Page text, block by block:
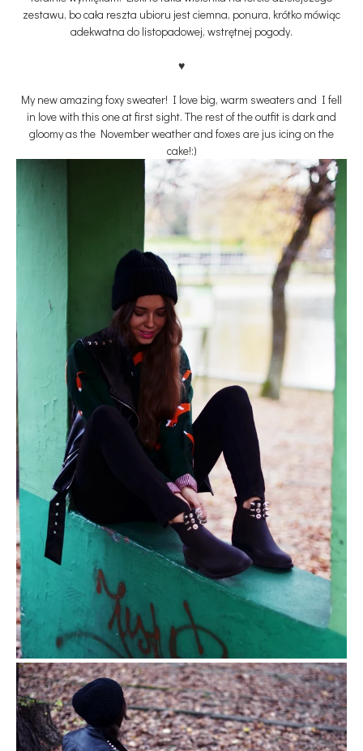
zestawu, bo cała reszta ubioru jest ciemna, ponura, krótko mówiąc
adekwatna do listopadowej, wstrętnej pogody.
♥
My new amazing foxy sweater! I love big, warm sweaters and I fell
in love with this one ​​at first sight. The rest of the outfit is dark and
gloomy as the November weather and foxes are jus icing on the
cake!:)